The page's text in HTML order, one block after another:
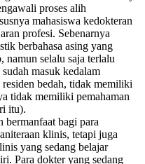
proses alih
mahasiswa kedokteran
profesi. Sebenarnya
berbahasa asing yang
namun selalu saja terlalu
masuk kedalam
bedah, tidak memiliki
tidak memiliki pemahaman
itu).
bermanfaat bagi para
klinis, tetapi juga
yang sedang belajar
Para dokter yang sedang